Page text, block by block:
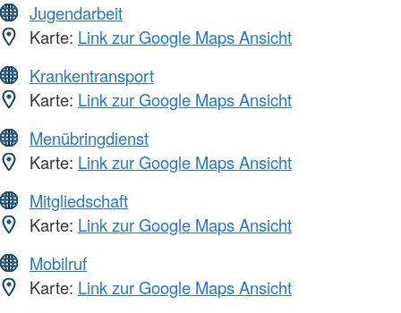
Jugendarbeit
Karte: Link zur Google Maps Ansicht
Krankentransport
Karte: Link zur Google Maps Ansicht
Menübringdienst
Karte: Link zur Google Maps Ansicht
Mitgliedschaft
Karte: Link zur Google Maps Ansicht
Mobilruf
Karte: Link zur Google Maps Ansicht